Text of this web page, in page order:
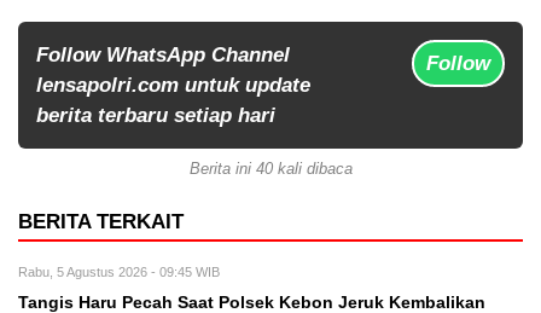
Follow WhatsApp Channel
lensapolri.com untuk update
berita terbaru setiap hari
Follow
Berita ini 40 kali dibaca
BERITA TERKAIT
Rabu, 5 Agustus 2026 - 09:45 WIB
Tangis Haru Pecah Saat Polsek Kebon Jeruk Kembalikan